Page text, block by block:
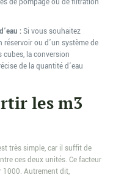
:Si vous souhaitez
réservoir ou d’un système de
cubes, la conversion
de la quantité d’eau
les m3
très simple, car il suffit de
ces deux unités. Ce facteur
1000. Autrement dit,